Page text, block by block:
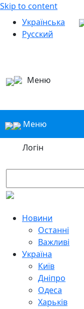
Skip to content
Українська
Русский
Меню
Меню
Логін
Новини
Останні
Важливі
Україна
Київ
Дніпро
Одеса
Харьків